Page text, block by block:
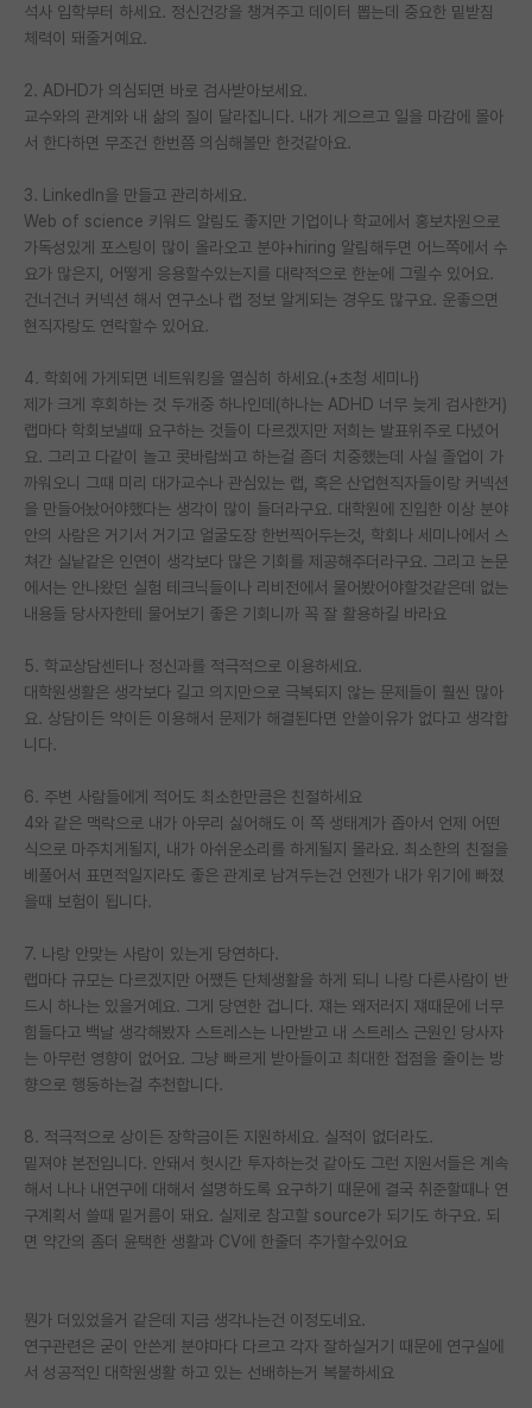
특수/전문대학원 게시판
반도체/AI 게시판
장학금/장학생 게시판
홍보 게시판
커리어
유학교육
반도체 아카데미
재팬라운지 🌸
석사 입학부터 하세요. 정신건강을 챙겨주고 데이터 뽑는데 중요한 밑받침
체력이 돼줄거예요.
2. ADHD가 의심되면 바로 검사받아보세요.
교수와의 관계와 내 삶의 질이 달라집니다. 내가 게으르고 일을 마감에 몰아
서 한다하면 무조건 한번쯤 의심해볼만 한것같아요.
3. LinkedIn을 만들고 관리하세요.
Web of science 키워드 알림도 좋지만 기업이나 학교에서 홍보차원으로
가독성있게 포스팅이 많이 올라오고 분야+hiring 알림해두면 어느쪽에서 수
요가 많은지, 어떻게 응용할수있는지를 대략적으로 한눈에 그릴수 있어요.
건너건너 커넥션 해서 연구소나 랩 정보 알게되는 경우도 많구요. 운좋으면
현직자랑도 연락할수 있어요.
4. 학회에 가게되면 네트워킹을 열심히 하세요.(+초청 세미나)
제가 크게 후회하는 것 두개중 하나인데(하나는 ADHD 너무 늦게 검사한거)
랩마다 학회보낼때 요구하는 것들이 다르겠지만 저희는 발표위주로 다녔어
요. 그리고 다같이 놀고 콧바람쐬고 하는걸 좀더 치중했는데 사실 졸업이 가
까워오니 그때 미리 대가교수나 관심있는 랩, 혹은 산업현직자들이랑 커넥션
을 만들어놨어야했다는 생각이 많이 들더라구요. 대학원에 진입한 이상 분야
안의 사람은 거기서 거기고 얼굴도장 한번찍어두는것, 학회나 세미나에서 스
쳐간 실낱같은 인연이 생각보다 많은 기회를 제공해주더라구요. 그리고 논문
에서는 안나왔던 실험 테크닉들이나 리비전에서 물어봤어야할것같은데 없는
내용들 당사자한테 물어보기 좋은 기회니까 꼭 잘 활용하길 바라요
5. 학교상담센터나 정신과를 적극적으로 이용하세요.
대학원생활은 생각보다 길고 의지만으로 극복되지 않는 문제들이 훨씬 많아
요. 상담이든 약이든 이용해서 문제가 해결된다면 안쓸이유가 없다고 생각합
니다.
6. 주변 사람들에게 적어도 최소한만큼은 친절하세요
4와 같은 맥락으로 내가 아무리 싫어해도 이 쪽 생태계가 좁아서 언제 어떤
식으로 마주치게될지, 내가 아쉬운소리를 하게될지 몰라요. 최소한의 친절을
베풀어서 표면적일지라도 좋은 관계로 남겨두는건 언젠가 내가 위기에 빠졌
을때 보험이 됩니다.
7. 나랑 안맞는 사람이 있는게 당연하다.
랩마다 규모는 다르겠지만 어쨌든 단체생활을 하게 되니 나랑 다른사람이 반
드시 하나는 있을거예요. 그게 당연한 겁니다. 쟤는 왜저러지 쟤때문에 너무
힘들다고 백날 생각해봤자 스트레스는 나만받고 내 스트레스 근원인 당사자
는 아무런 영향이 없어요. 그냥 빠르게 받아들이고 최대한 접점을 줄이는 방
향으로 행동하는걸 추천합니다.
8. 적극적으로 상이든 장학금이든 지원하세요. 실적이 없더라도.
밑져야 본전입니다. 안돼서 헛시간 투자하는것 같아도 그런 지원서들은 계속
해서 나나 내연구에 대해서 설명하도록 요구하기 때문에 결국 취준할때나 연
구계획서 쓸때 밑거름이 돼요. 실제로 참고할 source가 되기도 하구요. 되
면 약간의 좀더 윤택한 생활과 CV에 한줄더 추가할수있어요
뭔가 더있었을거 같은데 지금 생각나는건 이정도네요.
연구관련은 굳이 안쓴게 분야마다 다르고 각자 잘하실거기 때문에 연구실에
서 성공적인 대학원생활 하고 있는 선배하는거 복붙하세요